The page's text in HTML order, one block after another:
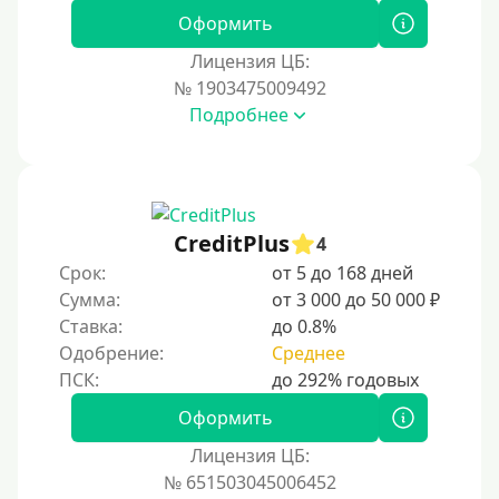
На карту с нулевым балансом
На дебетовую карту
На кредитную карту
На виртуальную карту
На неименную карту
На именную карту
На зарплатную карту
На чужую карту без отказа
Оформить
Лицензия ЦБ:
№ 1903475009492
Подробнее
CreditPlus
4
Срок:
от 5 до 168 дней
Сумма:
от 3 000 до 50 000 ₽
Ставка:
до 0.8%
Одобрение:
Среднее
Оформить
Лицензия ЦБ:
№ 651503045006452